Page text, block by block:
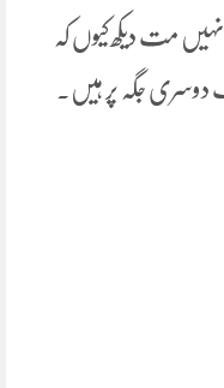
مت دیکھ کیوں کہ
دوسری جگہ پر ہیں۔